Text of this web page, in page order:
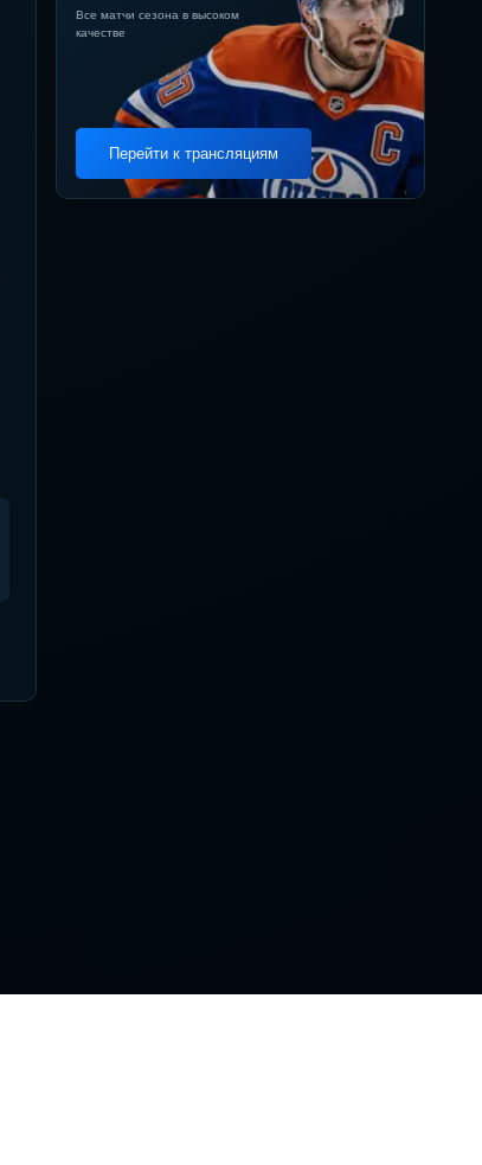
Все матчи сезона в высоком
качестве
Перейти к трансляциям